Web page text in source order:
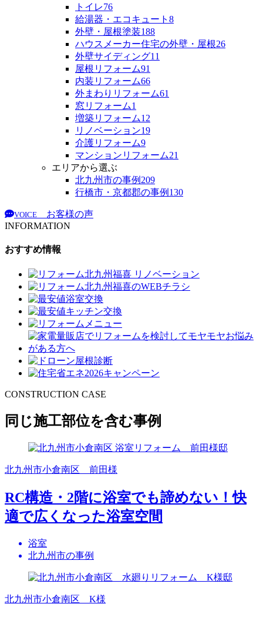
トイレ76
給湯器・エコキュート 8
外壁・屋根塗装188
ハウスメーカー住宅の外壁・屋根26
外壁サイディング11
屋根リフォーム91
内装リフォーム66
外まわりリフォーム61
窓リフォーム1
増築リフォーム12
リノベーション19
介護リフォーム9
マンションリフォーム21
エリアから選ぶ
北九州市の事例 209
行橋市・京都郡の事例 130
VOICE
お客様の声
INFORMATION
おすすめ情報
CONSTRUCTION CASE
同じ施工部位を含む事例
北九州市小倉南区 前田様
RC構造・2階に浴室でも諦めない！快
適で広くなった浴室空間
浴室
北九州市の事例
北九州市小倉南区 K様